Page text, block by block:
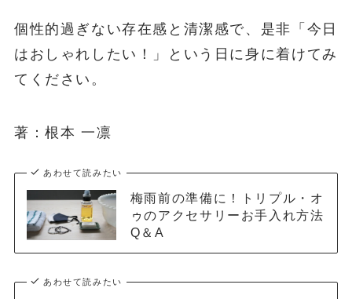
個性的過ぎない存在感と清潔感で、是非「今日
はおしゃれしたい！」という日に身に着けてみ
てください。
著：根本 一凛
あわせて読みたい
梅雨前の準備に！トリプル・オ
ゥのアクセサリーお手入れ方法
Q＆A
あわせて読みたい